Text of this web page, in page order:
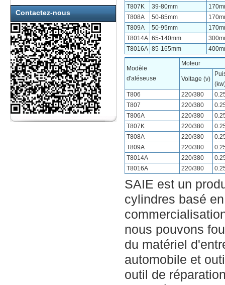
Contactez-nous
T807K
39-80mm
T808A
50-85mm
T809A
50-95mm
T8014A 65-140mm
T8016A 85-165mm
Modèle
d'aléseuse
Moteur
Voltage (v)
T806
220/380
T807
220/380
T806A
220/380
T807K
220/380
T808A
220/380
T809A
220/380
T8014A
220/380
T8016A
220/380
SAIE est un
cylindres basé
nous pouvons
du matériel
automobile et
outil de